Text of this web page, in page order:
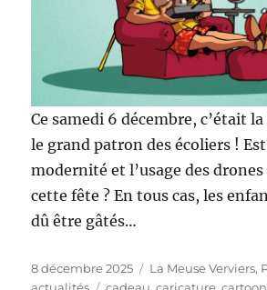
Ce samedi 6 décembre, c’était
le grand patron des écoliers !
modernité et l’usage des
cette fête ? En tous cas, les
dû être gâtés…
Publié
le
8 décembre 2025 Catégories
La Meuse Verviers,
actualités
Étiquettes
cadeau,caricature,cartoon